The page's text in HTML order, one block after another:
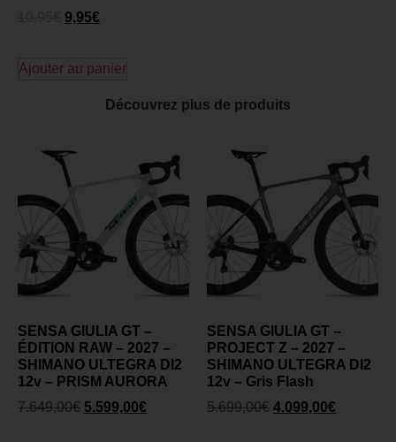
9,95€
Ajouter au panier
Découvrez plus de produits
SENSA GIULIA GT –
ÉDITION RAW – 2027 –
SHIMANO ULTEGRA DI2
12v – PRISM AURORA
7.649,00€ 5.599,00€
SENSA GIULIA GT –
PROJECT Z – 2027 –
SHIMANO ULTEGRA DI2
12v – Gris Flash
5.699,00€ 4.099,00€